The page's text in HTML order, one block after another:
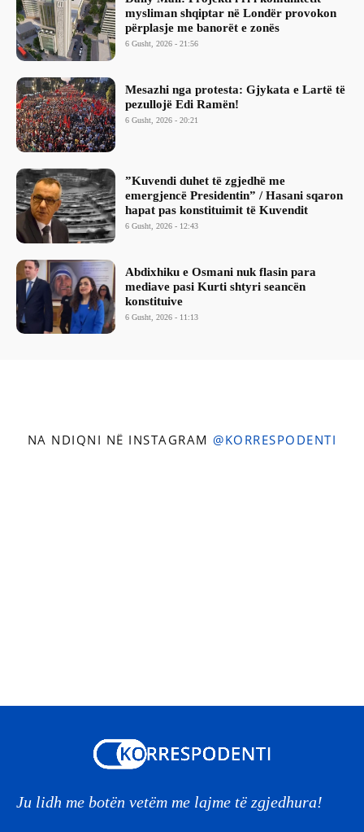
mysliman shqiptar në Londër provokon
përplasje me banorët e zonës
6 Gusht, 2026 - 21:56
Mesazhi nga protesta: Gjykata e Lartë të
pezullojë Edi Ramën!
6 Gusht, 2026 - 20:21
​”Kuvendi duhet të zgjedhë me
emergjencë Presidentin” / Hasani sqaron
hapat pas konstituimit të Kuvendit
6 Gusht, 2026 - 12:43
Abdixhiku e Osmani nuk flasin para
mediave pasi Kurti shtyri seancën
konstituive
6 Gusht, 2026 - 11:13
NA NDIQNI NË INSTAGRAM @KORRESPODENTI
Ju lidh me botën vetëm me lajme të zgjedhura!